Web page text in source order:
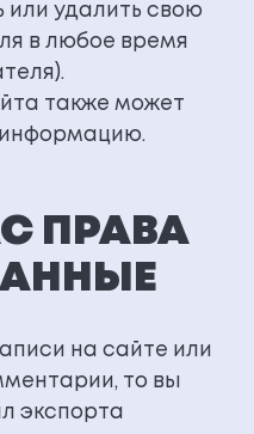
или удалить свою
в любое время
также может
информацию.
ПРАВА
на сайте или
то вы
экспорта